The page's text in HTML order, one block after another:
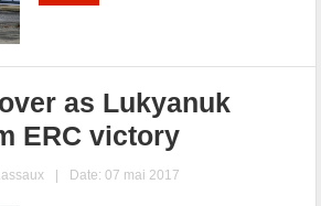
as Lukyanuk
ERC victory
| Date: 07 mai 2017